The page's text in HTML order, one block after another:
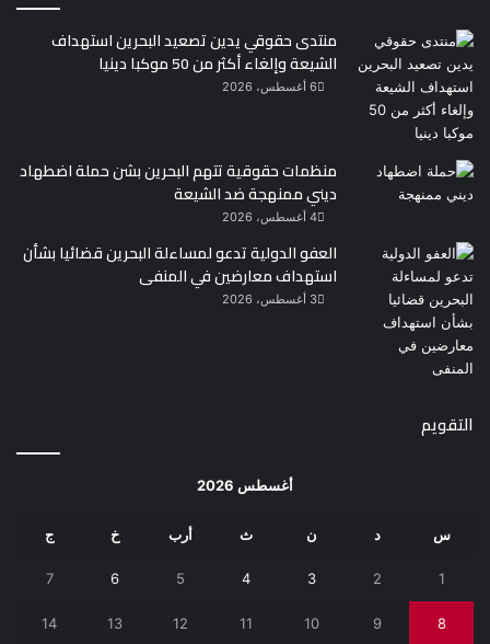
منتدى حقوقي يدين تصعيد البحرين استهداف
الشيعة وإلغاء أكثر من 50 موكبا دينيا
6 أغسطس، 2026
منظمات حقوقية تتهم البحرين بشن حملة اضطهاد
ديني ممنهجة ضد الشيعة
4 أغسطس، 2026
العفو الدولية تدعو لمساءلة البحرين قضائيا بشأن
استهداف معارضين في المنفى
3 أغسطس، 2026
التقويم
أغسطس 2026
س د ن ث أرب خ ج
1
2
3
4
5
6
7
8
9
10
11
12
13
14